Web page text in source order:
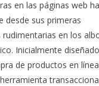
en las páginas web
desde sus primeras
en los
Inicialmente
de productos en